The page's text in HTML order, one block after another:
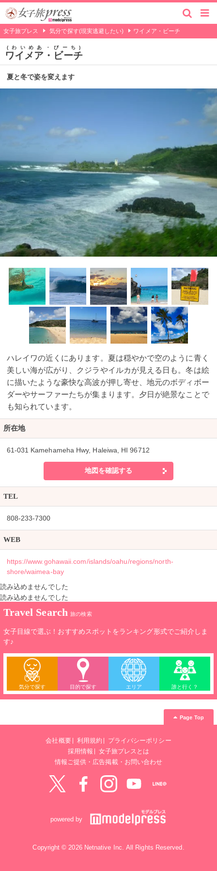
女子旅プレス 気分で探す(現実逃避したい) ワイメア・ビーチ
ワイメア・ビーチ
わいめあ・びーち
夏と冬で姿を変えます
ハレイワの近くにあります。夏は穏やかで空のように青く
美しい海が広がり、クジラやイルカが見える日も。冬は絵
に描いたような豪快な高波が押し寄せ、地元のボディボー
ダーやサーファーたちが集まります。夕日が絶景なことで
も知られています。
所在地
61-031 Kamehameha Hwy, Haleiwa, HI 96712
地図を確認する
TEL
808-233-7300
WEB
https://www.gohawaii.com/islands/oahu/regions/north-
shore/waimea-bay
読み込めませんでした
読み込めませんでした
Travel Search 旅の検索
女子目線で選ぶ！おすすめスポットをランキング形式でご紹介しま
す♪
気分で探す 目的で探す エリア 誰と行く？
Page Top
会社概要 利用規約
プライバシーポリシー
採用情報
女子旅プレスとは
情報ご提供・広告掲載・お問い合わせ
Facebook
powered by
Copyright © 2026 Netnative Inc. All Rights Reserved.